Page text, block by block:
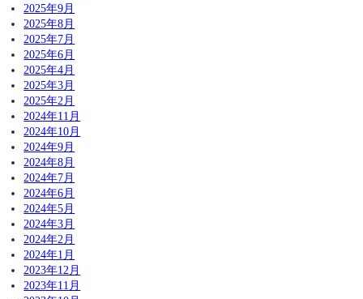
2025年9月
2025年8月
2025年7月
2025年6月
2025年4月
2025年3月
2025年2月
2024年11月
2024年10月
2024年9月
2024年8月
2024年7月
2024年6月
2024年5月
2024年3月
2024年2月
2024年1月
2023年12月
2023年11月